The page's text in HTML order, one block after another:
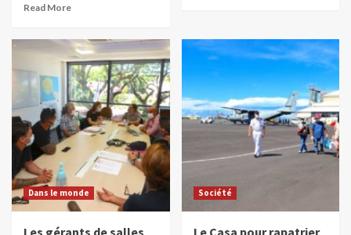
Read More
Dans le monde Société